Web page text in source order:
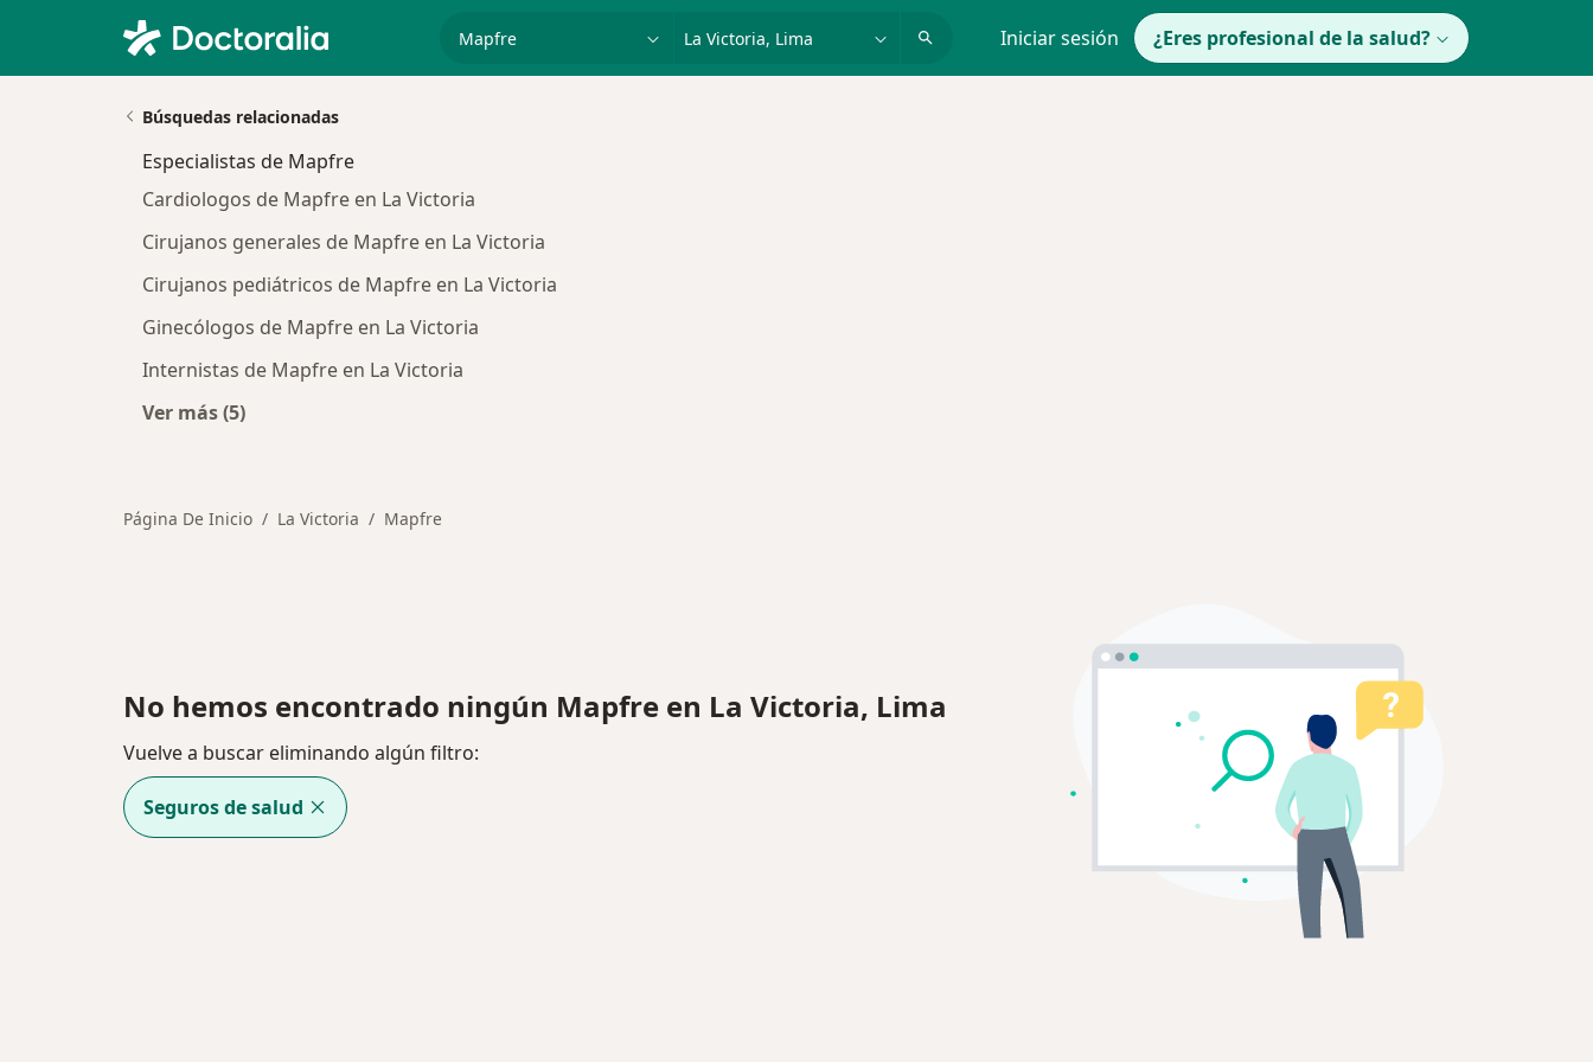
Iniciar sesión ¿Eres profesional de la salud?
Búsquedas relacionadas
Especialistas de Mapfre
Cardiologos de Mapfre en La Victoria
Cirujanos generales de Mapfre en La Victoria
Cirujanos pediátricos de Mapfre en La Victoria
Ginecólogos de Mapfre en La Victoria
Internistas de Mapfre en La Victoria
Ver más (5)
Página De Inicio La Victoria Mapfre
No hemos encontrado ningún Mapfre en La Victoria, Lima
Vuelve a buscar eliminando algún filtro:
Seguros de salud